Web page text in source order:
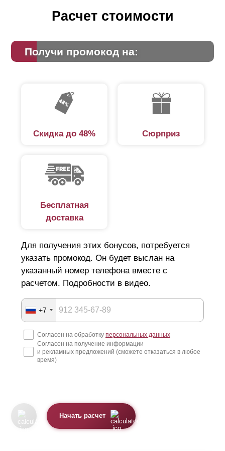
Расчет стоимости
Получи промокод на:
Скидка до 48% Сюрприз
Бесплатная
доставка
Для получения этих бонусов, потребуется
указать промокод. Он будет выслан на
указанный номер телефона вместе с
расчетом. Подробности в видео.
+7
Согласен на обработку персональных данных
Согласен на получение информации
и рекламных предложений (сможете отказаться в любое
время)
Начать расчет